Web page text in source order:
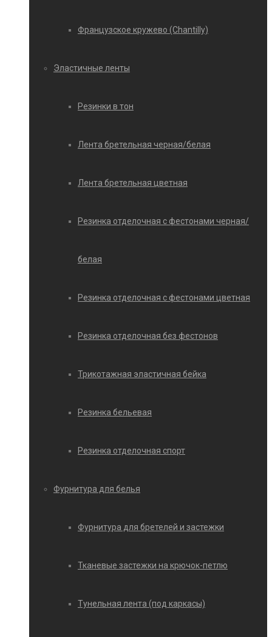
Французское кружево (Chantilly)
Эластичные ленты
Резинки в тон
Лента бретельная черная/белая
Лента бретельная цветная
Резинка отделочная с фестонами черная/
белая
Резинка отделочная с фестонами цветная
Резинка отделочная без фестонов
Трикотажная эластичная бейка
Резинка бельевая
Резинка отделочная спорт
Фурнитура для белья
Фурнитура для бретелей и застежки
Тканевые застежки на крючок-петлю
Тунельная лента (под каркасы)